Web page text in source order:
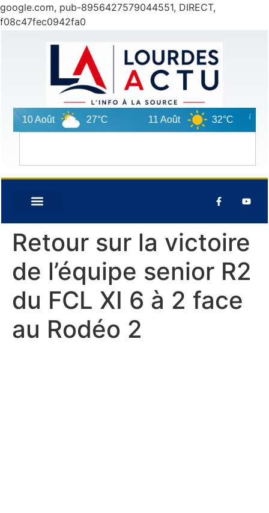
google.com, pub-8956427579044551, DIRECT,
f08c47fec0942fa0
10 Août 27°C 11 Août 32°C
Retour sur la victoire
de l’équipe senior R2
du FCL XI 6 à 2 face
au Rodéo 2